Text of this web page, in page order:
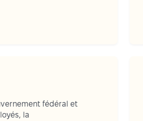
fédéral et
la